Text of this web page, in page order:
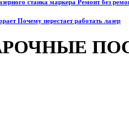
станка маркера Ремонт без
Почему перестает работать лазер